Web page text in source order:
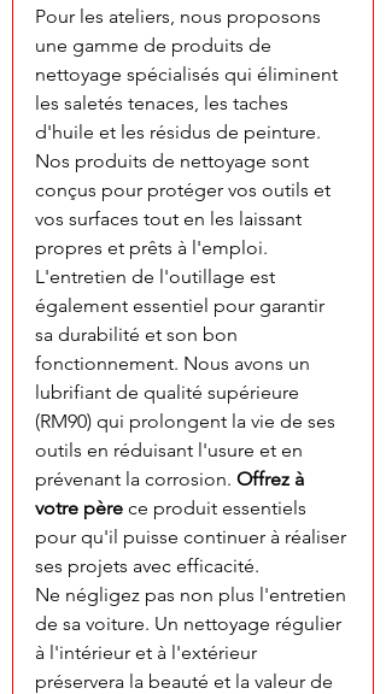
Pour les ateliers, nous proposons
une gamme de produits de
nettoyage spécialisés qui éliminent
les saletés tenaces, les taches
d'huile et les résidus de peinture.
Nos produits de nettoyage sont
conçus pour protéger vos outils et
vos surfaces tout en les laissant
propres et prêts à l'emploi.
L'entretien de l'outillage est
également essentiel pour garantir
sa durabilité et son bon
fonctionnement. Nous avons un
lubrifiant de qualité supérieure
(RM90) qui prolongent la vie de ses
outils en réduisant l'usure et en
prévenant la corrosion. Offrez à
votre père ce produit essentiels
pour qu'il puisse continuer à réaliser
ses projets avec efficacité.
Ne négligez pas non plus l'entretien
de sa voiture. Un nettoyage régulier
à l'intérieur et à l'extérieur
préservera la beauté et la valeur de